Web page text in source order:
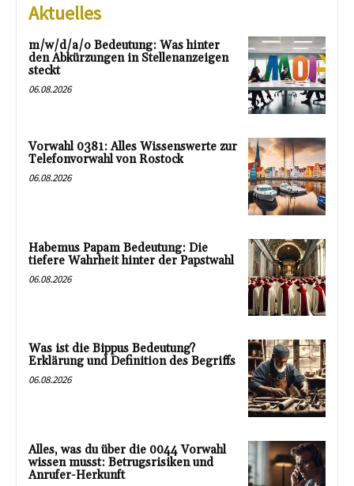
Aktuelles
m/w/d/a/o Bedeutung: Was hinter
den Abkürzungen in Stellenanzeigen
steckt
06.08.2026
Vorwahl 0381: Alles Wissenswerte zur
Telefonvorwahl von Rostock
06.08.2026
Habemus Papam Bedeutung: Die
tiefere Wahrheit hinter der Papstwahl
06.08.2026
Was ist die Bippus Bedeutung?
Erklärung und Definition des Begriffs
06.08.2026
Alles, was du über die 0044 Vorwahl
wissen musst: Betrugsrisiken und
Anrufer-Herkunft